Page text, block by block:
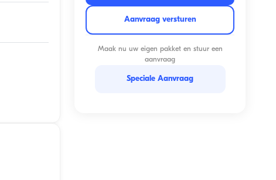
Aanvraag versturen
Maak nu uw eigen pakket en stuur een
aanvraag
Speciale Aanvraag